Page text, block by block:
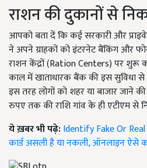
राशन की दुकानों से
आपको बता दें कि कई सरकारी और
ने अपने ग्राहकों को इंटरनेट बैंकिंग और
राशन केंद्रों (Ration Centers) पर शुरू
काल में खाताधारक बैंक की इस सुविधा
इस तरह लोगों को शहर या बाजार जाने
रुपए तक की राशि गांव के ही एटीएम से
ये ख़बर भी पढ़े:Identify Fake Or
कार्ड असली है या नकली, ऑनलाइन ऐसे